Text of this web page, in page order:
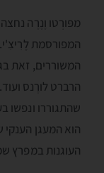
מפּורְטו וֶנֶרֶה
המפורסמת
המשוררים, זאת
הרברט לורֶנס
שהתגוררו ונפשו
הוא המעגן הענקי
העוגנות במפרץ